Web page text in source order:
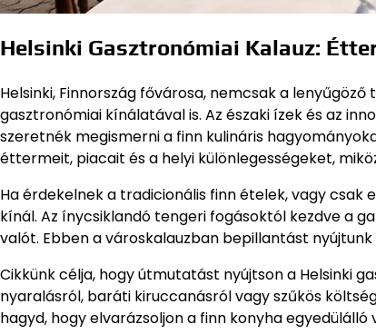
Helsinki Gasztronómiai Kalauz:
Helsinki, Finnország fővárosa, nemcsak a
gasztronómiai kínálatával is. Az északi ízek és az
szeretnék megismerni a finn kulináris
éttermeit, piacait és a helyi különlegességeket,
Ha érdekelnek a tradicionális finn ételek, vagy
kínál. Az ínycsiklandó tengeri fogásoktól kezdve a
valót. Ebben a városkalauzban bepillantást
Cikkünk célja, hogy útmutatást nyújtson a Helsinki
nyaralásról, baráti kiruccanásról vagy szűkös
hagyd, hogy elvarázsoljon a finn konyha egyedülálló